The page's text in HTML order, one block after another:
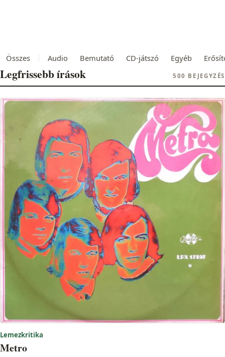
Összes Audio Bemutató CD-játszó Egyéb
Legfrissebb írások 500 BEJEGYZÉS
Lemezkritika
Metro